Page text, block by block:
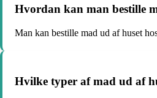
Hvordan kan man bestille
Man kan bestille mad ud af huset
Hvilke typer af mad ud af